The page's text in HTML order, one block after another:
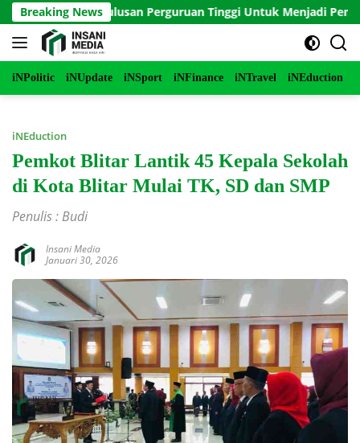
Langsung
ke
konten
Breaking News
Panduan Lulusan Perguruan Tinggi Untuk Menjadi Pemimpin
iNPolitic iNUpdate iNSport iNFinance iNTravel iNEduction
iNEduction
Pemkot Blitar Lantik 45 Kepala Sekolah
di Kota Blitar Mulai TK, SD dan SMP
Penulis : Budi
Insani Media
Januari 30, 2026